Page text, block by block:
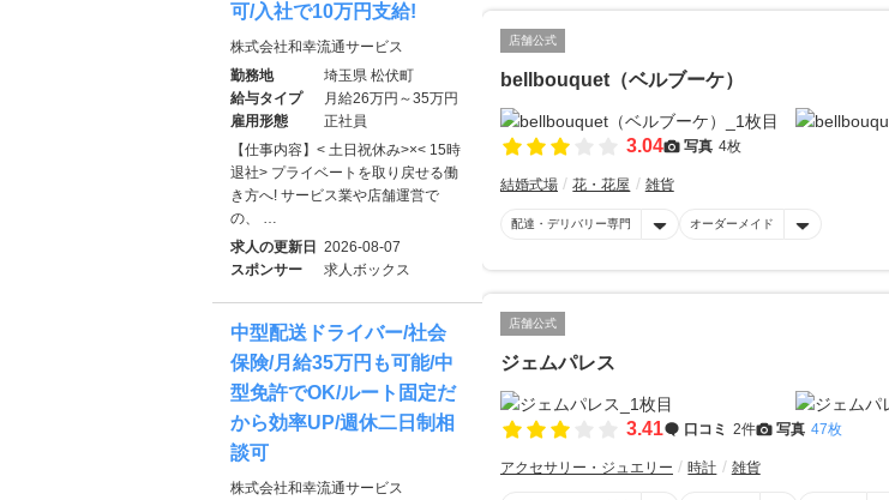
店舗公式
bellbouquet（ベルブーケ）
3.04 写真 4枚
結婚式場 花・花屋 雑貨
配達・デリバリー専門 オーダーメイド
店舗公式
ジェムパレス
3.41 口コミ 2件 写真 47枚
アクセサリー・ジュエリー 時計 雑貨
可/入社で10万円支給!
株式会社和幸流通サービス
勤務地
埼玉県 松伏町
給与タイプ
月給26万円～35万円
雇用形態
正社員
【仕事内容】< 土日祝休み>×< 15時
退社> プライベートを取り戻せる働
き方へ! サービス業や店舗運営で
の、 …
求人の更新日
2026-08-07
スポンサー
求人ボックス
中型配送ドライバー/社会
保険/月給35万円も可能/中
型免許でOK/ルート固定だ
から効率UP/週休二日制相
談可
株式会社和幸流通サービス